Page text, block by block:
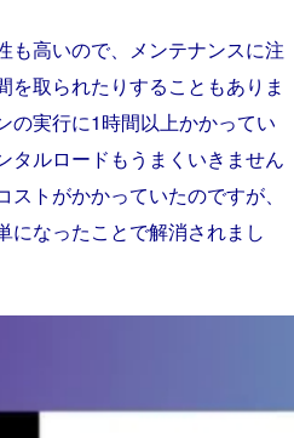
も高いので、メンテナンスに注
を取られたりすることもありま
の実行に1時間以上かかってい
タルロードもうまくいきません
トがかかっていたのですが、
になったことで解消されまし